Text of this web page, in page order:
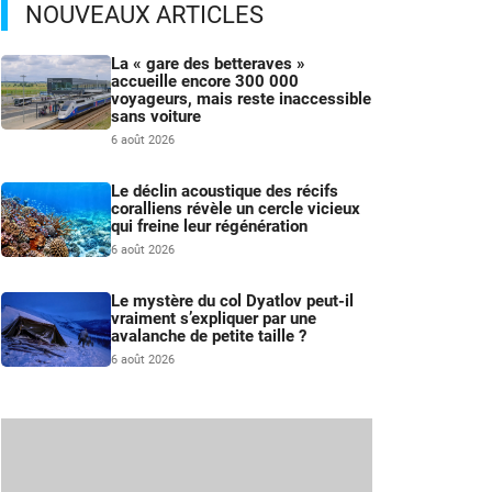
NOUVEAUX ARTICLES
La « gare des betteraves »
accueille encore 300 000
voyageurs, mais reste inaccessible
sans voiture
6 août 2026
Le déclin acoustique des récifs
coralliens révèle un cercle vicieux
qui freine leur régénération
6 août 2026
Le mystère du col Dyatlov peut-il
vraiment s’expliquer par une
avalanche de petite taille ?
6 août 2026